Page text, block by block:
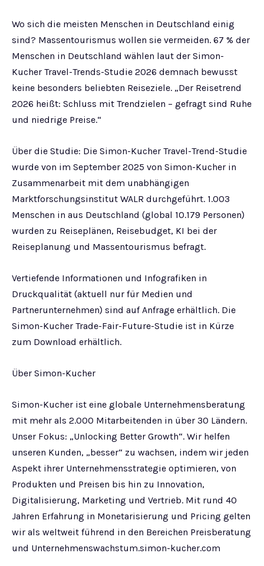
Wo sich die meisten Menschen in Deutschland einig
sind? Massentourismus wollen sie vermeiden. 67 % der
Menschen in Deutschland wählen laut der Simon-
Kucher Travel-Trends-Studie 2026 demnach bewusst
keine besonders beliebten Reiseziele. „Der Reisetrend
2026 heißt: Schluss mit Trendzielen – gefragt sind Ruhe
und niedrige Preise.“
Über die Studie: Die Simon-Kucher Travel-Trend-Studie
wurde von im September 2025 von Simon-Kucher in
Zusammenarbeit mit dem unabhängigen
Marktforschungsinstitut WALR durchgeführt. 1.003
Menschen in aus Deutschland (global 10.179 Personen)
wurden zu Reiseplänen, Reisebudget, KI bei der
Reiseplanung und Massentourismus befragt.
Vertiefende Informationen und Infografiken in
Druckqualität (aktuell nur für Medien und
Partnerunternehmen) sind auf Anfrage erhältlich. Die
Simon-Kucher Trade-Fair-Future-Studie ist in Kürze
zum Download erhältlich.
Über Simon-Kucher
Simon-Kucher ist eine globale Unternehmensberatung
mit mehr als 2.000 Mitarbeitenden in über 30 Ländern.
Unser Fokus: „Unlocking Better Growth“. Wir helfen
unseren Kunden, „besser“ zu wachsen, indem wir jeden
Aspekt ihrer Unternehmensstrategie optimieren, von
Produkten und Preisen bis hin zu Innovation,
Digitalisierung, Marketing und Vertrieb. Mit rund 40
Jahren Erfahrung in Monetarisierung und Pricing gelten
wir als weltweit führend in den Bereichen Preisberatung
und Unternehmenswachstum.simon-kucher.com